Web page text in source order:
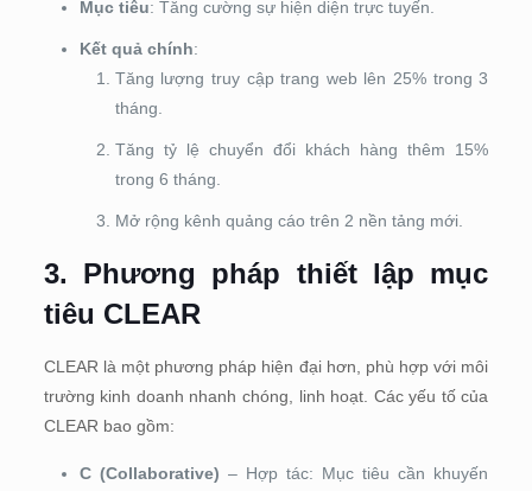
Mục tiêu: Tăng cường sự hiện diện trực tuyến.
Kết quả chính:
Tăng lượng truy cập trang web lên 25% trong 3
tháng.
Tăng tỷ lệ chuyển đổi khách hàng thêm 15%
trong 6 tháng.
Mở rộng kênh quảng cáo trên 2 nền tảng mới.
3. Phương pháp thiết lập mục
tiêu CLEAR
CLEAR là một phương pháp hiện đại hơn, phù hợp với môi
trường kinh doanh nhanh chóng, linh hoạt. Các yếu tố của
CLEAR bao gồm:
C (Collaborative) – Hợp tác: Mục tiêu cần khuyến